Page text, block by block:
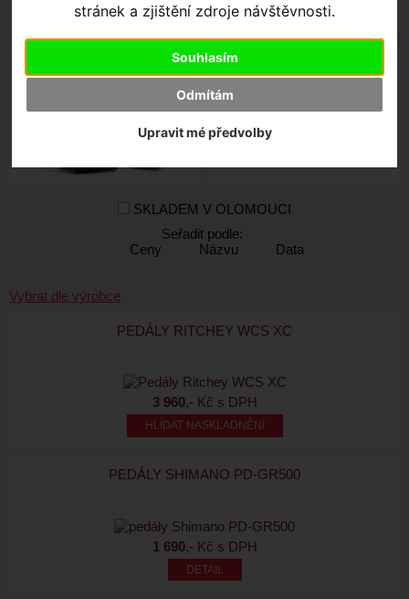
stránek a zjištění zdroje návštěvnosti.
Souhlasím
Odmítám
Upravit mé předvolby
SKLADEM V OLOMOUCI
Seřadit podle:
Ceny
Názvu Data
Vybrat dle výrobce
PEDÁLY RITCHEY WCS XC
3 960,- Kč s DPH
HLÍDAT NASKLADNĚNÍ
PEDÁLY SHIMANO PD-GR500
1 690,- Kč s DPH